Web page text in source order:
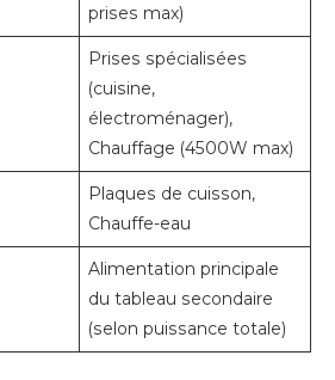
prises max)
Prises spécialisées
(cuisine,
électroménager),
Chauffage (4500W max)
Plaques de cuisson,
Chauffe-eau
Alimentation principale
du tableau secondaire
(selon puissance totale)